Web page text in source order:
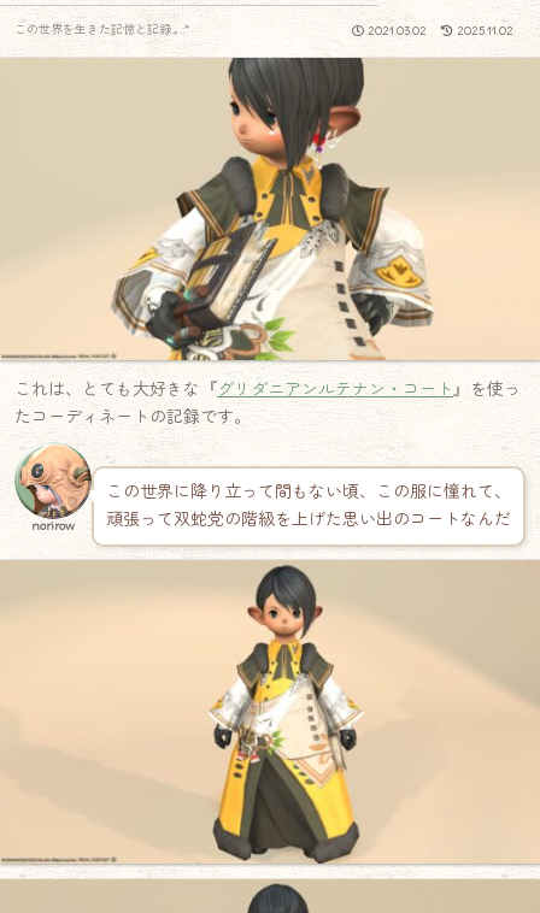
2021.03.02 2025.11.02
この世界を生きた記憶と記録.｡.:*
これは、とても大好きな『グリダニアンルテナン・コート』を使っ
たコーディネートの記録です。
norirow
この世界に降り立って間もない頃、この服に憧れて、
頑張って双蛇党の階級を上げた思い出のコートなんだ